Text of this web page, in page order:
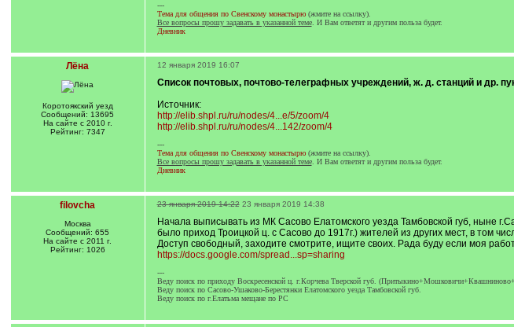
---
Тема для общения по Свенскому монастырю(жмите на ссылку).
Все вопросы прошу задавать в указанной теме. И Вам ответят и другим польза будет.
Дневник
Лёна
Коротоякский уезд
Сообщений: 13695
На сайте с 2010 г.
Рейтинг: 7347
12 января 2019 16:07
Список почтовых, почтово-телеграфных учреждений, ж. д. станций и др.
Источник:
http://elib.shpl.ru/ru/nodes/4...e/5/zoom/4
http://elib.shpl.ru/ru/nodes/4...142/zoom/4
---
Тема для общения по Свенскому монастырю(жмите на ссылку).
Все вопросы прошу задавать в указанной теме. И Вам ответят и другим польза будет.
Дневник
filovcha
Москва
Сообщений: 655
На сайте с 2011 г.
Рейтинг: 1026
23 января 2019 14:22 23 января 2019 14:38
Начала выписывать из МК Сасово Елатомского уезда Тамбовской губ, ныне
было приход Троицкой ц. с Сасово до 1917г.) жителей из других мест, в том
Доступ свободный, заходите смотрите, ищите своих. Рада буду если моя
https://docs.google.com/spread...sp=sharing
---
Веду поиск по приходу Воскресенской ц. г.Корчева Тверской губ.
Веду поиск по Сасово-Ушаково-Берестянки Елатомского уезда Тамбовской губ.
Веду поиск по г.Елатьма мещане по РС